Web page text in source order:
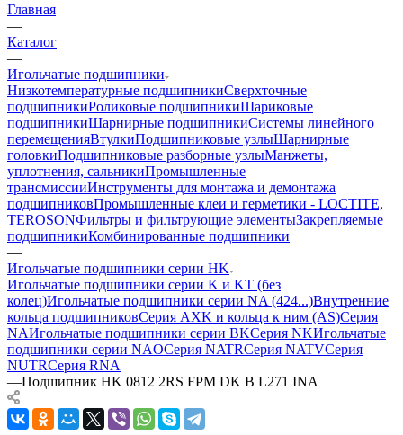
Главная
—
Каталог
—
Игольчатые подшипники
Низкотемпературные подшипникиСверхточные
подшипникиРоликовые подшипникиШариковые
подшипникиШарнирные подшипникиСистемы линейного
перемещенияВтулкиПодшипниковые узлыШарнирные
головкиПодшипниковые разборные узлыМанжеты,
уплотнения, сальникиПромышленные
трансмиссииИнструменты для монтажа и демонтажа
подшипниковПромышленные клеи и герметики - LOCTITE,
TEROSONФильтры и фильтрующие элементыЗакрепляемые
подшипникиКомбинированные подшипники
—
Игольчатые подшипники серии HK
Игольчатые подшипники серии K и KT (без
колец)Игольчатые подшипники серии NA (424...)Внутренние
кольца подшипниковСерия AXK и кольца к ним (AS)Серия
NAИгольчатые подшипники серии BKСерия NKИгольчатые
подшипники серии NAOСерия NATRСерия NATVСерия
NUTRСерия RNA
—Подшипник HK 0812 2RS FPM DK B L271 INA